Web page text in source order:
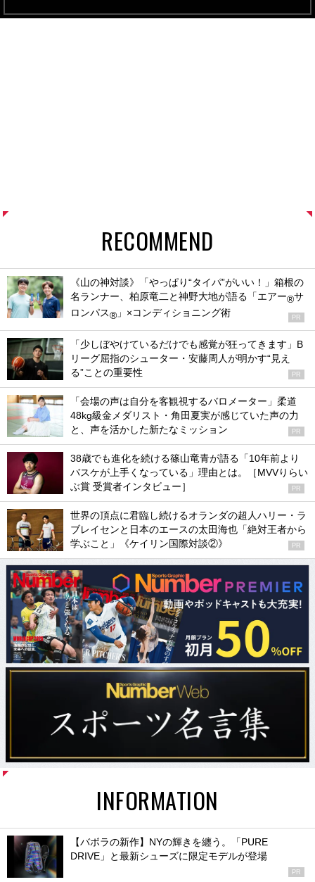
RECOMMEND
《山の神対談》「やっぱり“タイパ”がいい！」箱根の
名ランナー、柏原竜二と神野大地が語る「エアー®サ
ロンパス® 」×コンディショニング術 PR
「少しぼやけているだけでも感覚が狂ってきます」B
リーグ屈指のシューター・安藤周人が明かす“見え
る”ことの重要性
PR
「会場の声は自分を客観視するバロメーター」柔道
48kg級金メダリスト・角田夏実が感じていた声の力
と、声を活かした新たなミッション
PR
38歳でも進化を続ける篠山竜青が語る「10年前より
バスケが上手くなっている」理由とは。［MVVりらい
ぶ賞 受賞者インタビュー］
PR
世界の頂点に君臨し続けるオランダの超人ハリー・ラ
ブレイセンと日本のエースの太田海也「絶対王者から
学ぶこと」《ケイリン国際対談②》
PR
INFORMATION
【バボラの新作】NYの輝きを纏う。「PURE
DRIVE」と最新シューズに限定モデルが登場
PR